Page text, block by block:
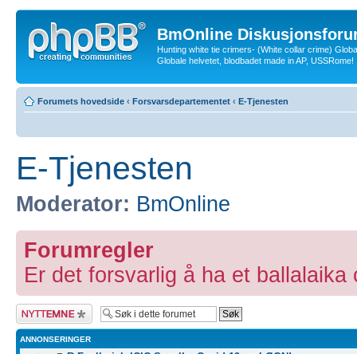
BmOnline
Hunting white tie crimers- (White collar crime)
Globale helvetet, blodbadet made in AP, USSRome!
Forumets hovedside ‹ Forsvarsdepartementet ‹ E-Tjenesten
E-Tjenesten
Moderator: BmOnline
Forumregler
Er det forsvarlig å ha et
Legg inn et nytt
emne
ANNONSERINGER